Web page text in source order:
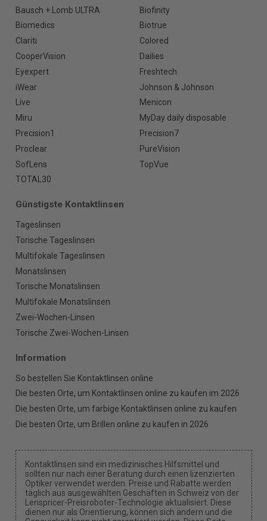
Bausch + Lomb ULTRA
Biofinity
Biomedics
Biotrue
Clariti
Colored
CooperVision
Dailies
Eyexpert
Freshtech
iWear
Johnson & Johnson
Live
Menicon
Miru
MyDay daily disposable
Precision1
Precision7
Proclear
PureVision
SofLens
TopVue
TOTAL30
Günstigste Kontaktlinsen
Tageslinsen
Torische Tageslinsen
Multifokale Tageslinsen
Monatslinsen
Torische Monatslinsen
Multifokale Monatslinsen
Zwei-Wochen-Linsen
Torische Zwei-Wochen-Linsen
Information
So bestellen Sie Kontaktlinsen online
Die besten Orte, um Kontaktlinsen online zu kaufen im 2026
Die besten Orte, um farbige Kontaktlinsen online zu kaufen
Die besten Orte, um Brillen online zu kaufen in 2026
Kontaktlinsen sind ein medizinisches Hilfsmittel und
sollten nur nach einer Beratung durch einen lizenzierten
Optiker verwendet werden. Preise und Rabatte werden
täglich aus ausgewählten Geschäften in Schweiz von der
Lenspricer-Preisroboter-Technologie aktualisiert. Diese
dienen nur als Orientierung, können sich ändern und die